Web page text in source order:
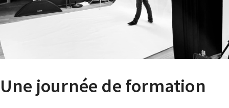
Une journée de formation